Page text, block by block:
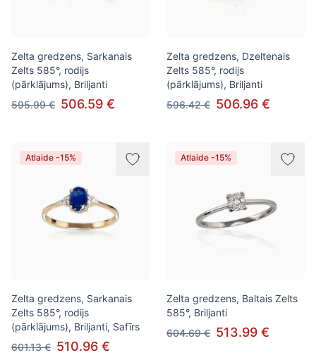
Zelta gredzens, Sarkanais
Zelts 585°, rodijs
(pārklājums), Briljanti
595.99 € 506.59 €
Zelta gredzens, Dzeltenais
Zelts 585°, rodijs
(pārklājums), Briljanti
596.42 € 506.96 €
Atlaide -15%
Zelta gredzens, Sarkanais
Zelts 585°, rodijs
(pārklājums), Briljanti, Safīrs
601.13 € 510.96 €
Atlaide -15%
Zelta gredzens, Baltais Zelts
585°, Briljanti
604.69 € 513.99 €